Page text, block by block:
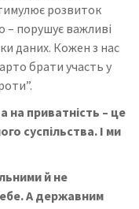
розвиток
– порушує важливі
даних. Кожен з нас
брати участь у
на приватність – це
суспільства. І ми
й не
А державним